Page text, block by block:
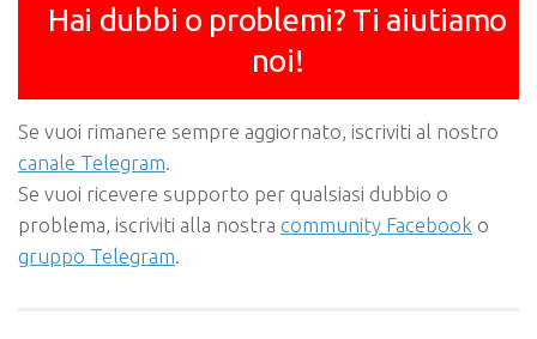
Hai dubbi o problemi? Ti aiutiamo
noi!
Se vuoi rimanere sempre aggiornato, iscriviti al nostro
canale Telegram
Se vuoi ricevere supporto per qualsiasi dubbio o
problema, iscriviti alla nostra community Facebook o
gruppo Telegram